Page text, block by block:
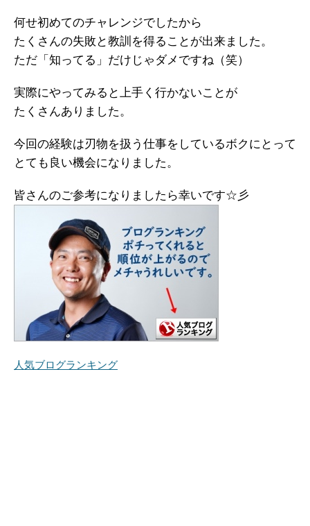
何せ初めてのチャレンジでしたから
たくさんの失敗と教訓を得ることが出来ました。
ただ「知ってる」だけじゃダメですね（笑）
実際にやってみると上手く行かないことが
たくさんありました。
今回の経験は刃物を扱う仕事をしているボクにとって
とても良い機会になりました。
皆さんのご参考になりましたら幸いです☆彡
人気ブログランキング